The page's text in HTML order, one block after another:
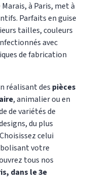
à Paris, met à
Parfaits en guise
tailles, couleurs
avec
de fabrication
réalisant des pièces
, animalier ou en
de variétés de
du plus
celui
votre
tous nos
dans le 3e